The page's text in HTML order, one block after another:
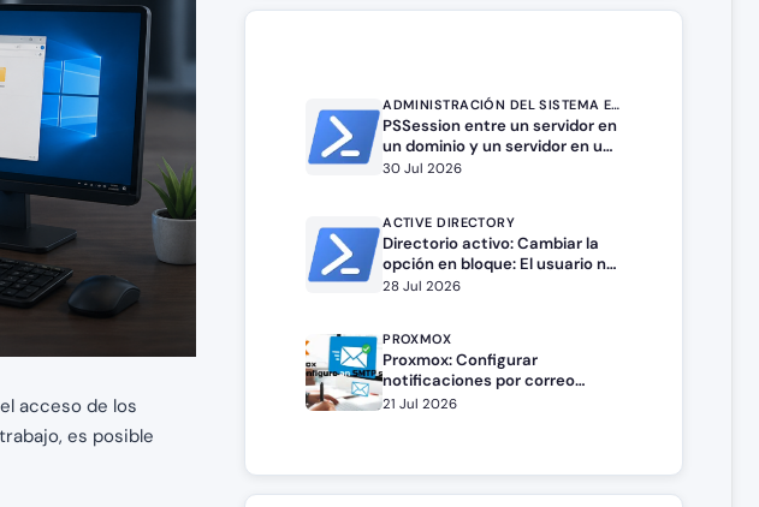
acceso de los
es posible
ADMINISTRACIÓN DEL SISTEMA EN WINDOWS SERVER
PSSession entre un servidor en
un dominio y un servidor en un
grupo de trabajo.
30 Jul 2026
ACTIVE DIRECTORY
Directorio activo: Cambiar la
opción en bloque: El usuario no
puede cambiar la contraseña
28 Jul 2026
PROXMOX
Proxmox: Configurar
notificaciones por correo
electrónico
21 Jul 2026